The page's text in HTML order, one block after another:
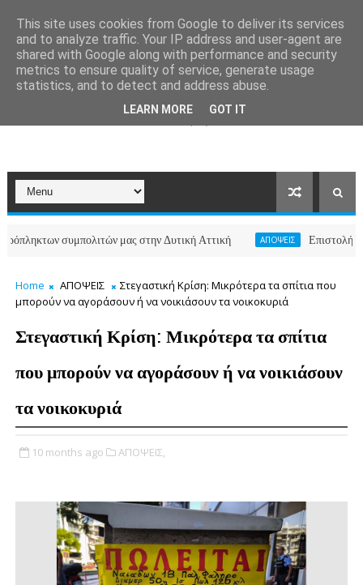
συμπολιτών μας στην Δυτική Αττική ΑΠΟΨΕΙΣ Επιστολή
Home ΑΠΟΨΕΙΣ
Στεγαστική Κρίση: Μικρότερα τα σπίτια που
μπορούν να αγοράσουν ή να νοικιάσουν τα νοικοκυριά
Στεγαστική Κρίση: Μικρότερα τα σπίτια
που μπορούν να αγοράσουν ή να νοικιάσουν
τα νοικοκυριά
10 months ago ΑΠΟΨΕΙΣ,
This site uses cookies from Google to deliver its services
and to analyze traffic. Your IP address and user-agent are
shared with Google along with performance and security
metrics to ensure quality of service, generate usage
statistics, and to detect and address abuse.
LEARN MORE GOT IT